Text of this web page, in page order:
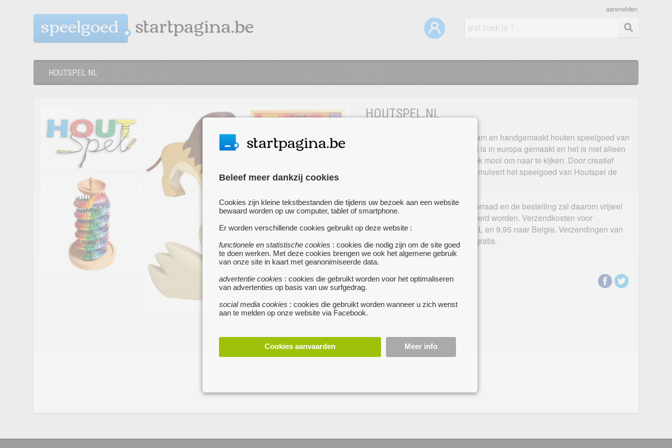
Beleef meer dankzij cookies
Cookies zijn kleine tekstbestanden die tijdens uw bezoek aan een website
bewaard worden op uw computer, tablet of smartphone.
Er worden verschillende cookies gebruikt op deze website :
functionele en statistische cookies : cookies die nodig zijn om de site goed
te doen werken. Met deze cookies brengen we ook het algemene gebruik
van onze site in kaart met geanonimiseerde data.
advertentie cookies : cookies die gebruikt worden voor het optimaliseren
van advertenties op basis van uw surfgedrag.
social media cookies : cookies die gebruikt worden wanneer u zich wenst
aan te melden op onze website via Facebook.
Cookies aanvaarden Meer info
speelgoed
aanmelden
HOUTSPEL.NL
HOUTSPEL.NL
Houtspel is specialist in duurzaam en handgemaakt houten speelgoed van
hoge kwaliteit. Al het speelgoed is in europa gemaakt en het is niet alleen
leuk om mee te spelen, maar ook mooi om naar te kijken. Door creatief
vorm, kleur en textuurgebruik stimuleert het speelgoed van Houtspel de
Houtspel levert vanuit eigen voorraad en de bestelling zal daarom vrijwel
altijd binnen 2 werkdagen geleverd worden. Verzendkosten voor
bestellingen tot 75 zijn 6,95 in NL en 9,95 naar Belgie. Verzendingen van
bestellingen boven de 75,- zijn gratis.
houtspel.nl
mail ons